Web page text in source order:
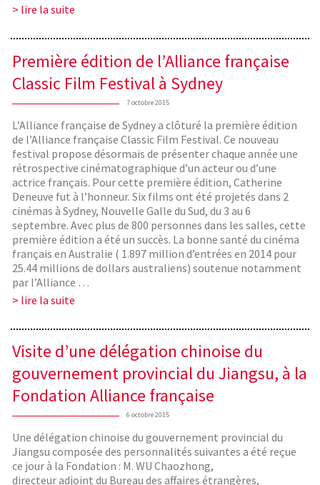
> lire la suite
Première édition de l’Alliance française
Classic Film Festival à Sydney
7 octobre 2015
L’Alliance française de Sydney a clôturé la première édition
de l’Alliance française Classic Film Festival. Ce nouveau
festival propose désormais de présenter chaque année une
rétrospective cinématographique d’un acteur ou d’une
actrice français. Pour cette première édition, Catherine
Deneuve fut à l’honneur. Six films ont été projetés dans 2
cinémas à Sydney, Nouvelle Galle du Sud, du 3 au 6
septembre. Avec plus de 800 personnes dans les salles, cette
première édition a été un succès. La bonne santé du cinéma
français en Australie ( 1.897 million d’entrées en 2014 pour
25.44 millions de dollars australiens) soutenue notamment
par l’Alliance …
> lire la suite
Visite d’une délégation chinoise du
gouvernement provincial du Jiangsu, à la
Fondation Alliance française
6 octobre 2015
Une délégation chinoise du gouvernement provincial du
Jiangsu composée des personnalités suivantes a été reçue
ce jour à la Fondation : M. WU Chaozhong,
directeur adjoint du Bureau des affaires étrangères,